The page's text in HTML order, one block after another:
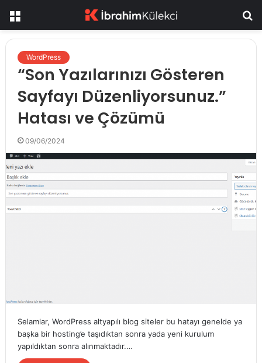
Menü
WordPress
“Son Yazılarınızı Gösteren
Sayfayı Düzenliyorsunuz.”
Hatası ve Çözümü
09/06/2024
Selamlar, WordPress altyapılı blog siteler bu hatayı genelde ya
başka bir hosting’e taşıdıktan sonra yada yeni kurulum
yapıldıktan sonra alınmaktadır.…